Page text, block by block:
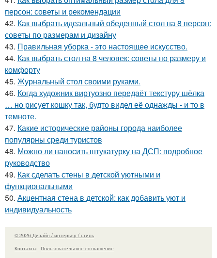
персон: советы и рекомендации
42. Как выбрать идеальный обеденный стол на 8 персон:
советы по размерам и дизайну
43. Правильная уборка - это настоящее искусство.
44. Как выбрать стол на 8 человек: советы по размеру и
комфорту
45. Журнальный стол своими руками.
46. Когда художник виртуозно передаёт текстуру шёлка
… но рисует кошку так, будто видел её однажды - и то в
темноте.
47. Какие исторические районы города наиболее
популярны среди туристов
48. Можно ли наносить штукатурку на ДСП: подробное
руководство
49. Как сделать стены в детской уютными и
функциональными
50. Акцентная стена в детской: как добавить уют и
индивидуальность
© 2026 Дизайн / интерьер / стиль
Контакты
Пользовательское соглашение